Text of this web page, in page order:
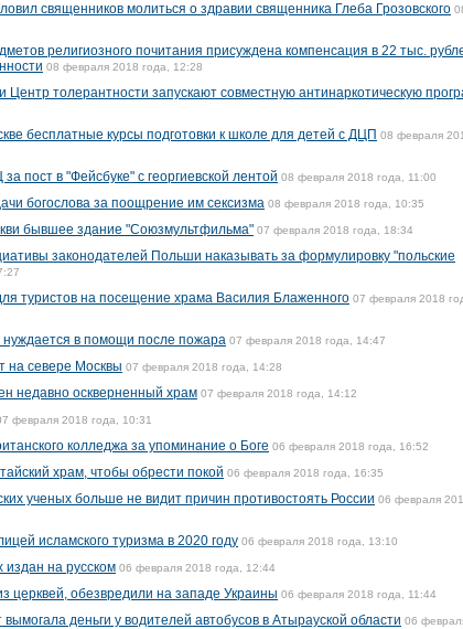
священников молиться о здравии священника Глеба Грозовского
религиозного почитания присуждена компенсация в 22 тыс.
08 февраля 2018 года, 12:28
толерантности запускают совместную антинаркотическую
бесплатные курсы подготовки к школе для детей с ДЦП 08 февраля
пост в "Фейсбуке" с георгиевской лентой 08 февраля 2018 года, 11:00
богослова за поощрение им сексизма 08 февраля 2018 года, 10:35
бывшее здание "Союзмультфильма" 07 февраля 2018 года, 18:34
законодателей Польши наказывать за формулировку "польские
туристов на посещение храма Василия Блаженного 07 февраля 2018
в помощи после пожара 07 февраля 2018 года, 14:47
на севере Москвы 07 февраля 2018 года, 14:28
недавно оскверненный храм 07 февраля 2018 года, 14:12
февраля 2018 года, 10:31
колледжа за упоминание о Боге 06 февраля 2018 года, 16:52
храм, чтобы обрести покой 06 февраля 2018 года, 16:35
ученых больше не видит причин противостоять России 06 февраля
исламского туризма в 2020 году 06 февраля 2018 года, 13:10
издан на русском 06 февраля 2018 года, 12:44
церквей, обезвредили на западе Украины 06 февраля 2018 года, 11:44
деньги у водителей автобусов в Атырауской области 06